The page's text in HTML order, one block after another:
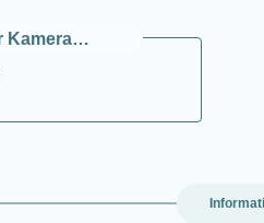
passend für Kamerabody mit den Maßen